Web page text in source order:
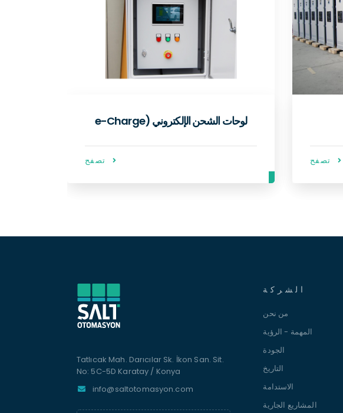
لوحات التوزيع الرئيسية
Tatlıcak Mah. Darıcılar Sk. İkon San. Sit.
No: 5C-5D Karatay / Konya
info@saltotomasyon.com
الشركة
من نحن
المهمة - الرؤية
الجودة
التاريخ
الاستدامة
المشاريع الجارية